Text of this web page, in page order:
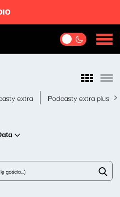
extra Podcasty extra plus